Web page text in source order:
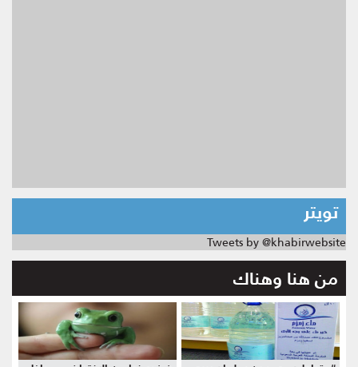
تويتر
Tweets by @khabirwebsite
من هنا وهناك